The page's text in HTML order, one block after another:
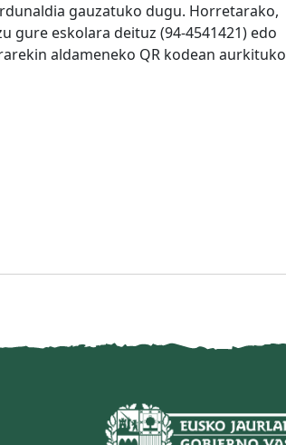
gauzatuko dugu. Horretarako,
gure eskolara deituz (94-4541421) edo
aldameneko QR kodean aurkituko